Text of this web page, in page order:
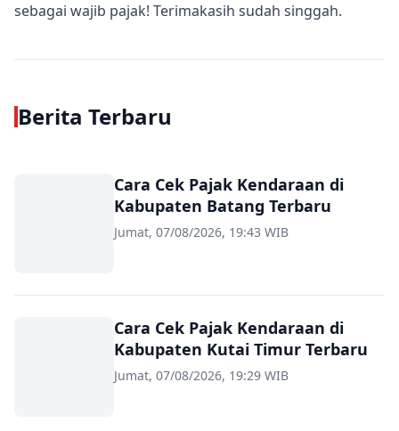
sebagai wajib pajak! Terimakasih sudah singgah.
Berita Terbaru
Cara Cek Pajak Kendaraan di
Kabupaten Batang Terbaru
Jumat, 07/08/2026, 19:43 WIB
Cara Cek Pajak Kendaraan di
Kabupaten Kutai Timur Terbaru
Jumat, 07/08/2026, 19:29 WIB